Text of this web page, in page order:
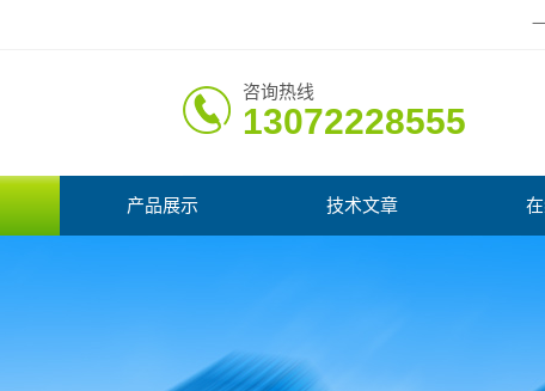
咨询热线
13072228555
产品展示 技术文章